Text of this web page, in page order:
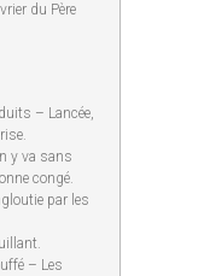
du Père
– Lancée,
y va sans
congé.
par les
– Les